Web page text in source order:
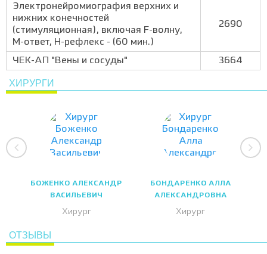
Электронейромиография верхних и
нижних конечностей
(стимуляционная), включая F-волну,
М-ответ, Н-рефлекс - (60 мин.)
2690
ЧЕК-АП "Вены и сосуды" 3664
ХИРУРГИ
БОЖЕНКО АЛЕКСАНДР
ВАСИЛЬЕВИЧ
Хирург
БОНДАРЕНКО АЛЛА
АЛЕКСАНДРОВНА
Хирург
ОТЗЫВЫ